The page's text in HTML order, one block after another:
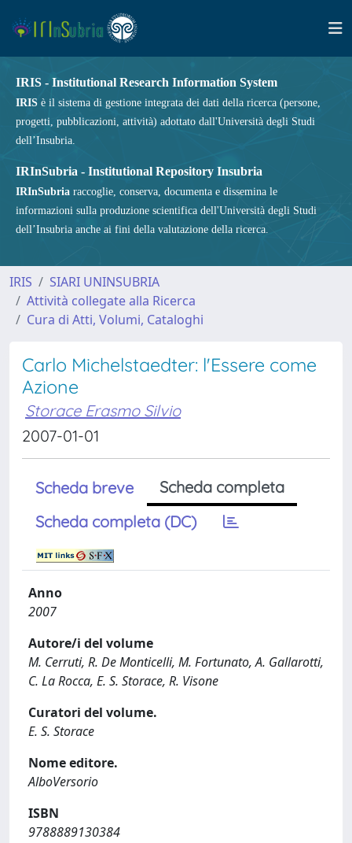
IRIS - Institutional Research Information System
IRIS è il sistema di gestione integrata dei dati della ricerca (persone,
progetti, pubblicazioni, attività) adottato dall'Università degli Studi
dell’Insubria.
IRInSubria - Institutional Repository Insubria
IRInSubria raccoglie, conserva, documenta e dissemina le
informazioni sulla produzione scientifica dell'Università degli Studi
dell’Insubria anche ai fini della valutazione della ricerca.
IRIS
SIARI UNINSUBRIA
Attività collegate alla Ricerca
Cura di Atti, Volumi, Cataloghi
Carlo Michelstaedter: l'Essere come
Azione
Storace Erasmo Silvio
2007-01-01
Scheda breve
Scheda completa
Scheda completa (DC)
Anno
2007
Autore/i del volume
M. Cerruti, R. De Monticelli, M. Fortunato, A. Gallarotti,
C. La Rocca, E. S. Storace, R. Visone
Curatori del volume.
E. S. Storace
Nome editore.
AlboVersorio
ISBN
9788889130384